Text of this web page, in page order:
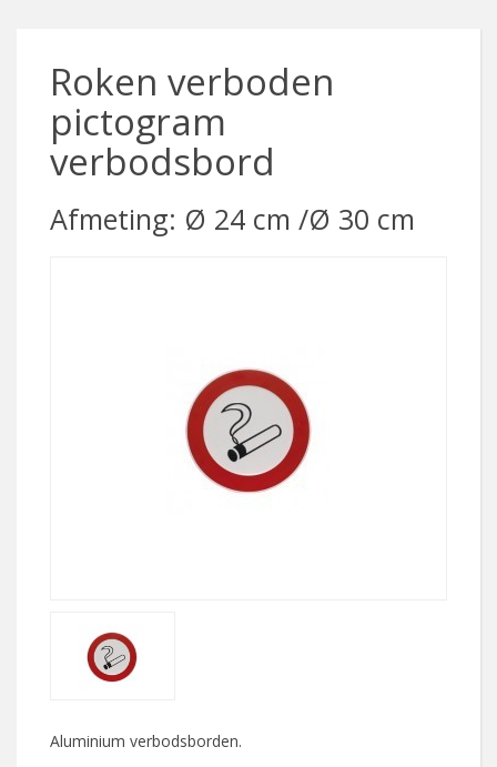
Roken verboden
pictogram
verbodsbord
Afmeting: Ø 24 cm /Ø 30 cm
Aluminium verbodsborden.